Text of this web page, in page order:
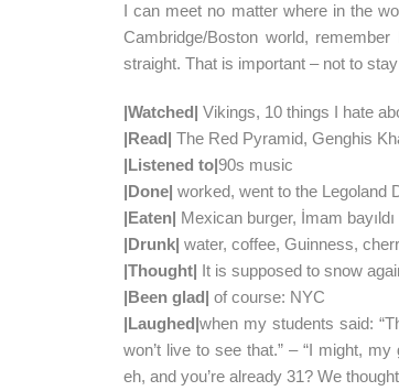
I can meet no matter where in the
Cambridge/Boston world,
straight. That is important – not to
|Watched| Vikings, 10 things I hate
|Read| The Red Pyramid, Genghis
|Listened to|90s music
|Done| worked, went to the Legoland
|Eaten| Mexican burger, İmam bayıldı
|Drunk| water, coffee, Guinness,
|Thought| It is supposed to snow
|Been glad| of course: NYC
|Laughed|when my students said:
won’t live to see that.” – “I might,
eh, and you’re already 31? We